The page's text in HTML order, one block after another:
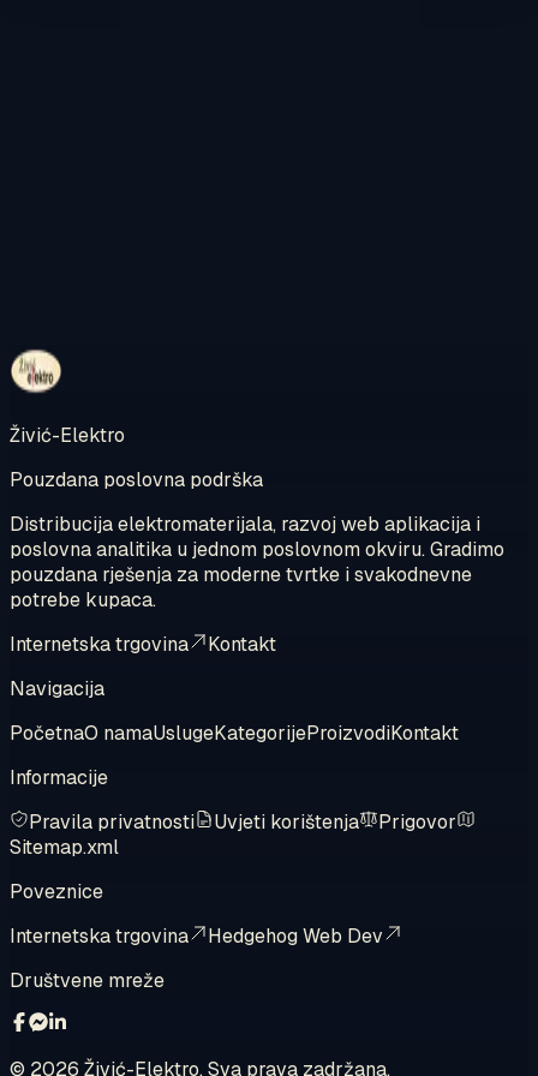
Pregledajte internetsku trgovinu
Živić-Elektro
Pouzdana poslovna podrška
Distribucija elektromaterijala, razvoj web aplikacija i
poslovna analitika u jednom poslovnom okviru. Gradimo
pouzdana rješenja za moderne tvrtke i svakodnevne
potrebe kupaca.
Internetska trgovina
Kontakt
Navigacija
PočetnaO namaUslugeKategorijeProizvodiKontakt
Informacije
Pravila privatnosti
Uvjeti korištenja
Prigovor
Sitemap.xml
Poveznice
Internetska trgovina
Hedgehog Web Dev
Društvene mreže
© 2026 Živić-Elektro. Sva prava zadržana.